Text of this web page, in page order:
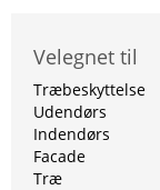
Velegnet til
Træbeskyttelse
Udendørs
Indendørs
Facade
Træ